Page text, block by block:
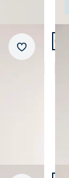
Merkzettel